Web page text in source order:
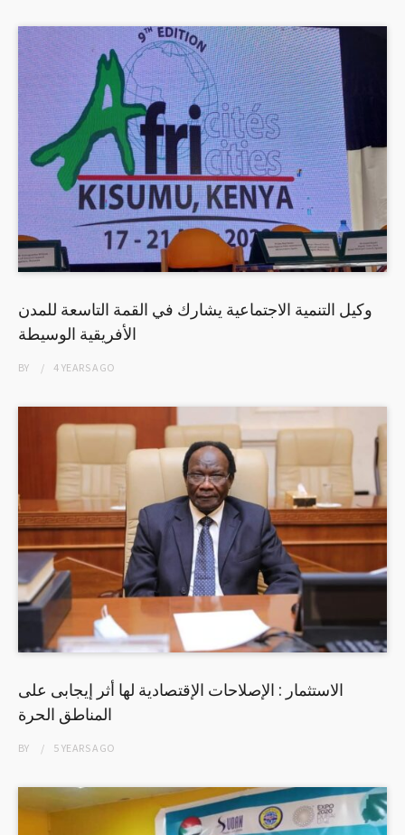
وكيل التنمية الاجتماعية يشارك في القمة التاسعة للمدن
الأفريقية الوسيطة
BY 4 YEARSAGO
الاستثمار : الإصلاحات الإقتصادية لها أثر إيجابى على
المناطق الحرة
BY 5 YEARSAGO